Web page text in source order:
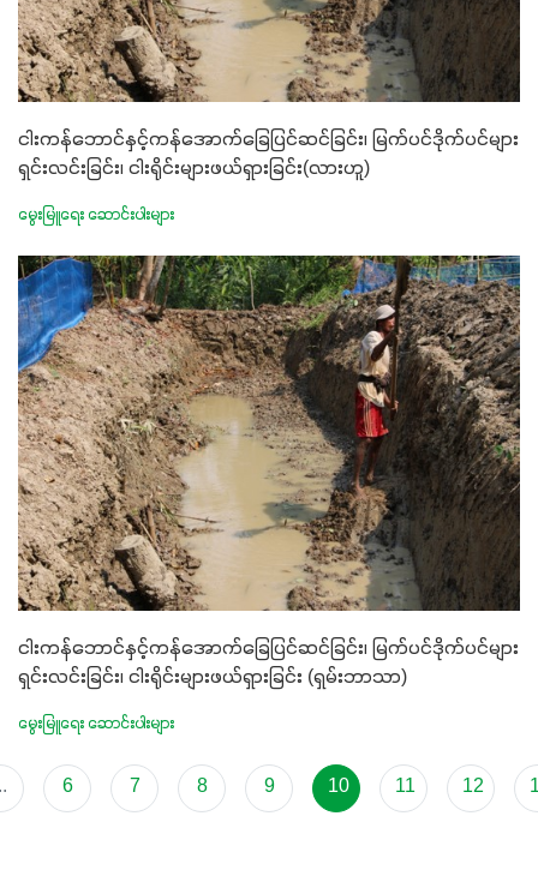
ငါးကန်ဘောင်နှင့်ကန်အောက်ခြေပြင်ဆင်ခြင်း၊ မြက်ပင်ဒိုက်ပင်များ
ရှင်းလင်းခြင်း၊ ငါးရိုင်းများဖယ်ရှားခြင်း(လားဟူ)
မွေးမြူရေး ဆောင်းပါးများ
ငါးကန်ဘောင်နှင့်ကန်အောက်ခြေပြင်ဆင်ခြင်း၊ မြက်ပင်ဒိုက်ပင်များ
ရှင်းလင်းခြင်း၊ ငါးရိုင်းများဖယ်ရှားခြင်း (ရှမ်းဘာသာ)
မွေးမြူရေး ဆောင်းပါးများ
6 7 8 9 10 11 12